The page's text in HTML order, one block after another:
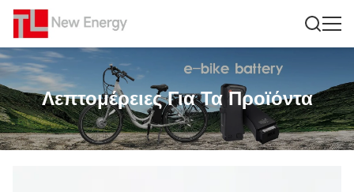
Λεπτομέρειες Για Τα Προϊόντα